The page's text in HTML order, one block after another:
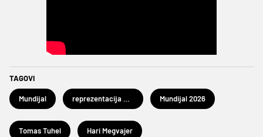
TAGOVI
Mundijal Mundijal 2026
Tomas Tuhel Hari Megvajer